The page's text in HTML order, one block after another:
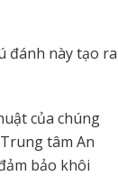
đánh này tạo ra
của chúng
tâm An
bảo khôi